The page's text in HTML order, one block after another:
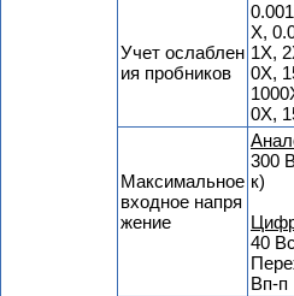
Учет ослаблен
ия пробников
X,
1X,
0X,
0X,
Максимальное
входное напря
жение
300
к)
40
Вп-п